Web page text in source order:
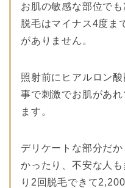
お肌の敏感な部位で
脱毛はマイナス4度ま
がありません。
照射前にヒアルロン
事で刺激でお肌があ
ます。
デリケートな部分だ
かったり、不安な人
り2回脱毛できて